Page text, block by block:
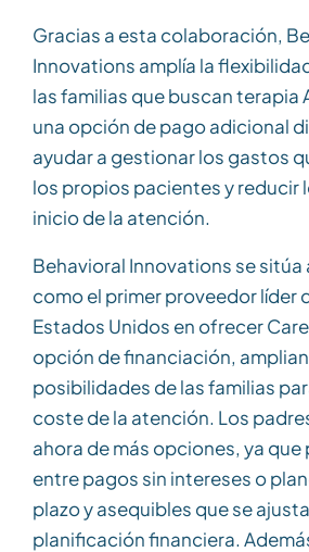
Gracias a esta colaboración,
Innovations amplía la
las familias que buscan terapia
una opción de pago adicional
ayudar a gestionar los gastos
los propios pacientes y reducir
inicio de la atención.
Behavioral Innovations se sitúa
como el primer proveedor líder
Estados Unidos en ofrecer
opción de financiación,
posibilidades de las familias
coste de la atención. Los
ahora de más opciones, ya que
entre pagos sin intereses o
plazo y asequibles que se
planificación financiera.